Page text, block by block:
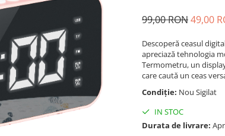
99,00 RON49,00
Descoperă ceasul
apreciază tehnologia
Termometru, un
care caută un ceas
Condiție: Nou Sigilat
IN STOC
Durata de livrare: